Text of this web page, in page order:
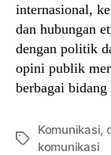
internasional,
dan hubungan
dengan politik
opini publik
berbagai
Tags
Komunikasi,
komunikasi